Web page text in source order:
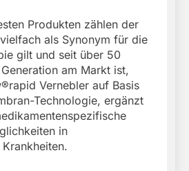
Produkten zählen der
als Synonym für die
gilt und seit über 50
am Markt ist,
Vernebler auf Basis
Technologie, ergänzt
in